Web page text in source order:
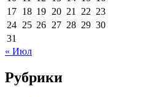
17 18 19 20 21 22 23
24 25 26 27 28 29 30
31
« Июл
Рубрики